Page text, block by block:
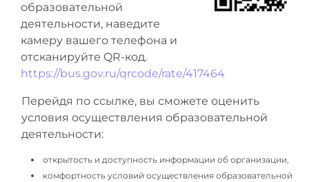
образовательной
деятельности, наведите
камеру вашего телефона и
отсканируйте QR-код.
https://bus.gov.ru/qrcode/rate/417464
Перейдя по ссылке, вы сможете оценить
условия осуществления образовательной
деятельности:
открытость и доступность информации об организации,
комфортность условий осуществления образовательной